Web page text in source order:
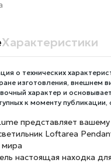
Характеристики
о технических
изготовления, внешнем
характер и
к моменту публикации,
представляет
Loftarea
настоящая находка